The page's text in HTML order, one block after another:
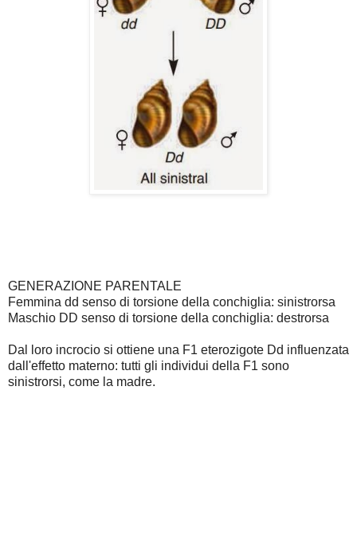
GENERAZIONE PARENTALE
Femmina dd senso di torsione della conchiglia: sinistrorsa
Maschio DD senso di torsione della conchiglia: destrorsa
Dal loro incrocio si ottiene una F1 eterozigote Dd influenzata
dall'effetto materno: tutti gli individui della F1 sono
sinistrorsi, come la madre.